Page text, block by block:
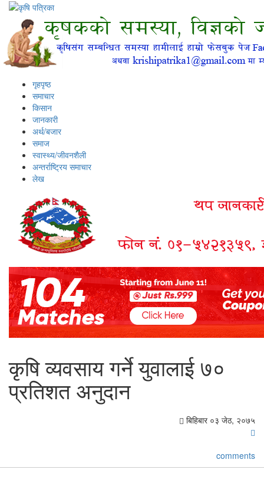
गृहपृष्ठ
समाचार
किसान
जानकारी
अर्थ/बजार
समाज
स्वास्थ्य/जीवनशैली
अन्तर्राष्ट्रिय समाचार
लेख
कृषि व्यवसाय गर्ने युवालाई ७०
प्रतिशत अनुदान
बिहिबार ०३ जेठ, २०७५
comments